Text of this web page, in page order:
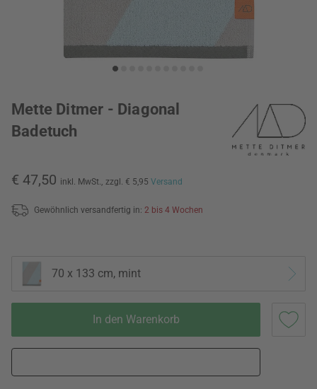
Mette Ditmer - Diagonal
Badetuch
€ 47,50 inkl. MwSt., zzgl. € 5,95 Versand
Gewöhnlich versandfertig in: 2 bis 4 Wochen
70 x 133 cm, mint
In den Warenkorb